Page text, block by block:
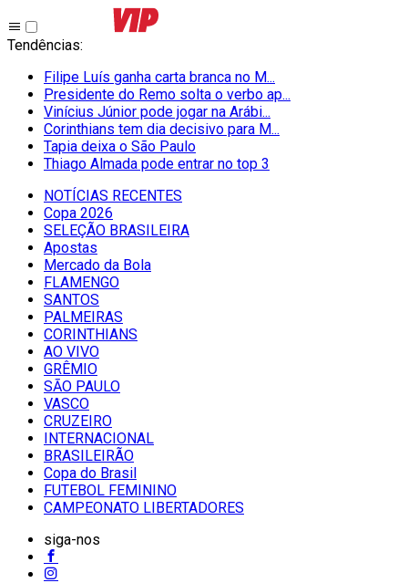
Tendências:
Filipe Luís ganha carta branca no M...
Presidente do Remo solta o verbo ap...
Vinícius Júnior pode jogar na Arábi...
Corinthians tem dia decisivo para M...
Tapia deixa o São Paulo
Thiago Almada pode entrar no top 3
NOTÍCIAS RECENTES
Copa 2026
SELEÇÃO BRASILEIRA
Apostas
Mercado da Bola
FLAMENGO
SANTOS
PALMEIRAS
CORINTHIANS
AO VIVO
GRÊMIO
SĀO PAULO
VASCO
CRUZEIRO
INTERNACIONAL
BRASILEIRÃO
Copa do Brasil
FUTEBOL FEMININO
CAMPEONATO LIBERTADORES
siga-nos